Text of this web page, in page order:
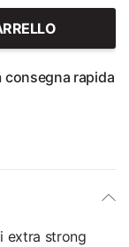
consegna rapida
extra strong